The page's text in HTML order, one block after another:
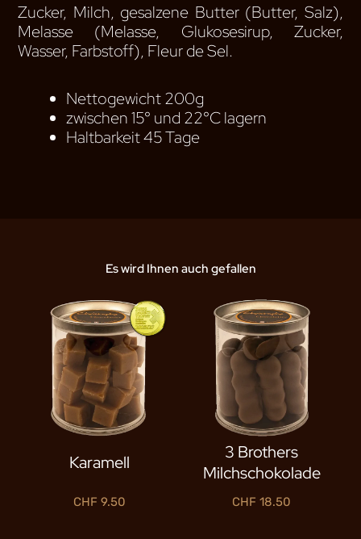
Zucker, Milch, gesalzene Butter (Butter, Salz),
Melasse (Melasse, Glukosesirup, Zucker,
Wasser, Farbstoff), Fleur de Sel.
Nettogewicht 200g
zwischen 15° und 22°C lagern
Haltbarkeit 45 Tage
Es wird Ihnen auch gefallen
Karamell
CHF 9.50
3 Brothers
Milchschokolade
CHF 18.50